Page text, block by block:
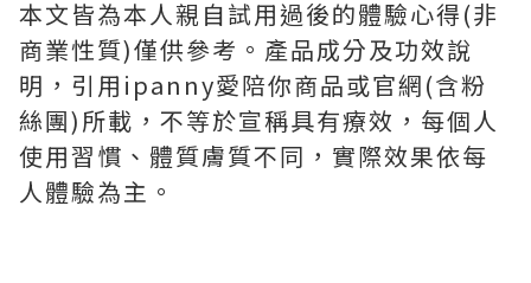
本文皆為本人親自試用過後的體驗心得(非
商業性質)僅供參考。產品成分及功效說
明，引用ipanny愛陪你商品或官網(含粉
絲團)所載，不等於宣稱具有療效，每個人
使用習慣、體質膚質不同，實際效果依每
人體驗為主。